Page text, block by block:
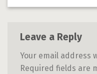
Leave a Reply
Your email address
Required fields are